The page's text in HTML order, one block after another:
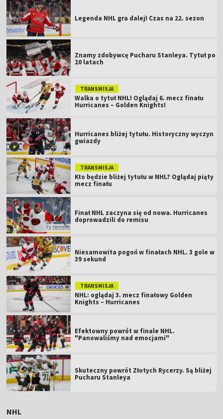
Legenda NHL gra dalej! Czas na 22. sezon
Znamy zdobywcę Pucharu Stanleya. Tytuł po
20 latach
TRANSMISJA
Walka o tytuł NHL! Oglądaj 6. mecz finału
Hurricanes – Golden Knights!
Hurricanes bliżej tytułu. Historyczny wyczyn
gwiazdy
TRANSMISJA
Kto będzie bliżej tytułu w NHL? Oglądaj piąty
mecz finału
Finał NHL zaczyna się od nowa. Hurricanes
doprowadzili do remisu
Niesamowita pogoń w finałach NHL. 3 gole w
39 sekund
TRANSMISJA
NHL: oglądaj 3. mecz finałowy Golden
Knights – Hurricanes
Efektowny powrót w finale NHL.
"Panowaliśmy nad emocjami"
Skuteczny powrót Złotych Rycerzy. Są bliżej
Pucharu Stanleya
NHL